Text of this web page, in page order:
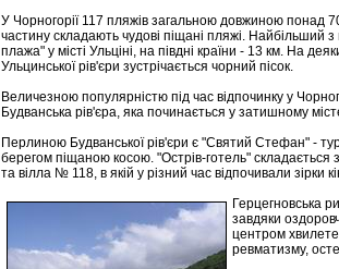
У Чорногорії 117 пляжів загальною довжиною понад
частину складають чудові піщані пляжі. Найбільший
плажа" у місті Ульціні, на півдні країни - 13 км. На
Ульцинської рів'єри зустрічається чорний пісок.
Величезною популярністю під час відпочинку у
Будванська рів'єра, яка починається у затишному
Перлиною Будванської рів'єри є "Святий Стефан" -
берегом піщаною косою. "Острів-готель"
та вілла № 118, в якій у різний час відпочивали зірки
Герцегновська
завдяки
центром
ревматизму,